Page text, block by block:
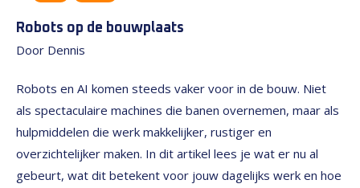
Robots op de bouwplaats
Door Dennis
Robots en AI komen steeds vaker voor in de bouw. Niet
als spectaculaire machines die banen overnemen, maar als
hulpmiddelen die werk makkelijker, rustiger en
overzichtelijker maken. In dit artikel lees je wat er nu al
gebeurt, wat dit betekent voor jouw dagelijks werk en hoe